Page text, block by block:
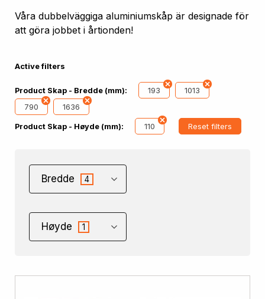
Våra dubbelväggiga aluminiumskåp är designade för
att göra jobbet i årtionden!
Active filters
Product Skap - Bredde (mm): 193
1013
790
1636
Product Skap - Høyde (mm): 110 Reset filters
Bredde 4
Høyde 1